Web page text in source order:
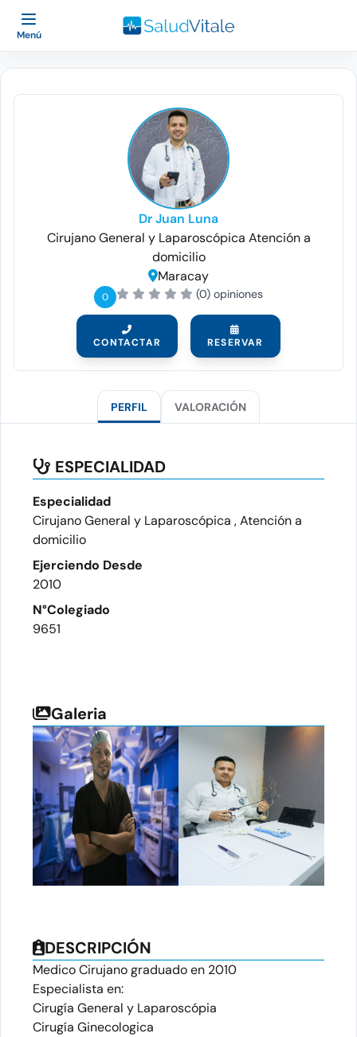
Menú
Dr Juan Luna
Cirujano General y Laparoscópica Atención a
domicilio
Maracay
0 (0) opiniones
CONTACTAR RESERVAR
PERFIL VALORACIÓN
ESPECIALIDAD
Especialidad
Cirujano General y Laparoscópica , Atención a
domicilio
Ejerciendo Desde
2010
N°Colegiado
9651
Galeria
DESCRIPCIÓN
Medico Cirujano graduado en 2010
Especialista en:
Cirugía General y Laparoscópia
Cirugía Ginecologica